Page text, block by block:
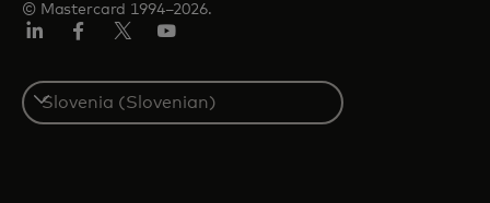
© Mastercard 1994–2026.
Select
a
country